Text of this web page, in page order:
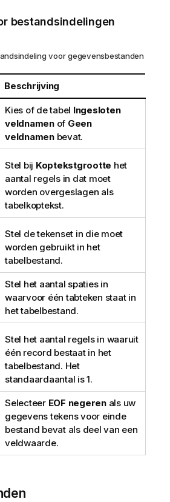
bestandsindelingen
voor gegevensbestanden
Beschrijving
Kies of de tabel Ingesloten
veldnamenof Geen
veldnamenbevat.
Stel bij Koptekstgrootte het
aantal regels in dat moet
worden overgeslagen als
tabelkoptekst.
Stel de tekenset in die moet
worden gebruikt in het
tabelbestand.
Stel het aantal spaties in
waarvoor één tabteken staat in
het tabelbestand.
Stel het aantal regels in waaruit
één record bestaat in het
tabelbestand. Het
standaardaantal is 1.
Selecteer EOF negerenals uw
gegevens tekens voor einde
bestand bevat als deel van een
veldwaarde.